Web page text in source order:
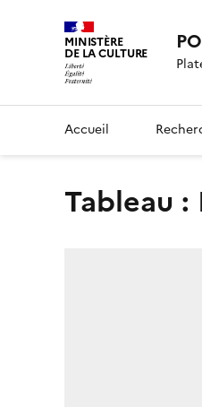
MINISTÈRE
DE LA CULTURE
Accueil
tableau